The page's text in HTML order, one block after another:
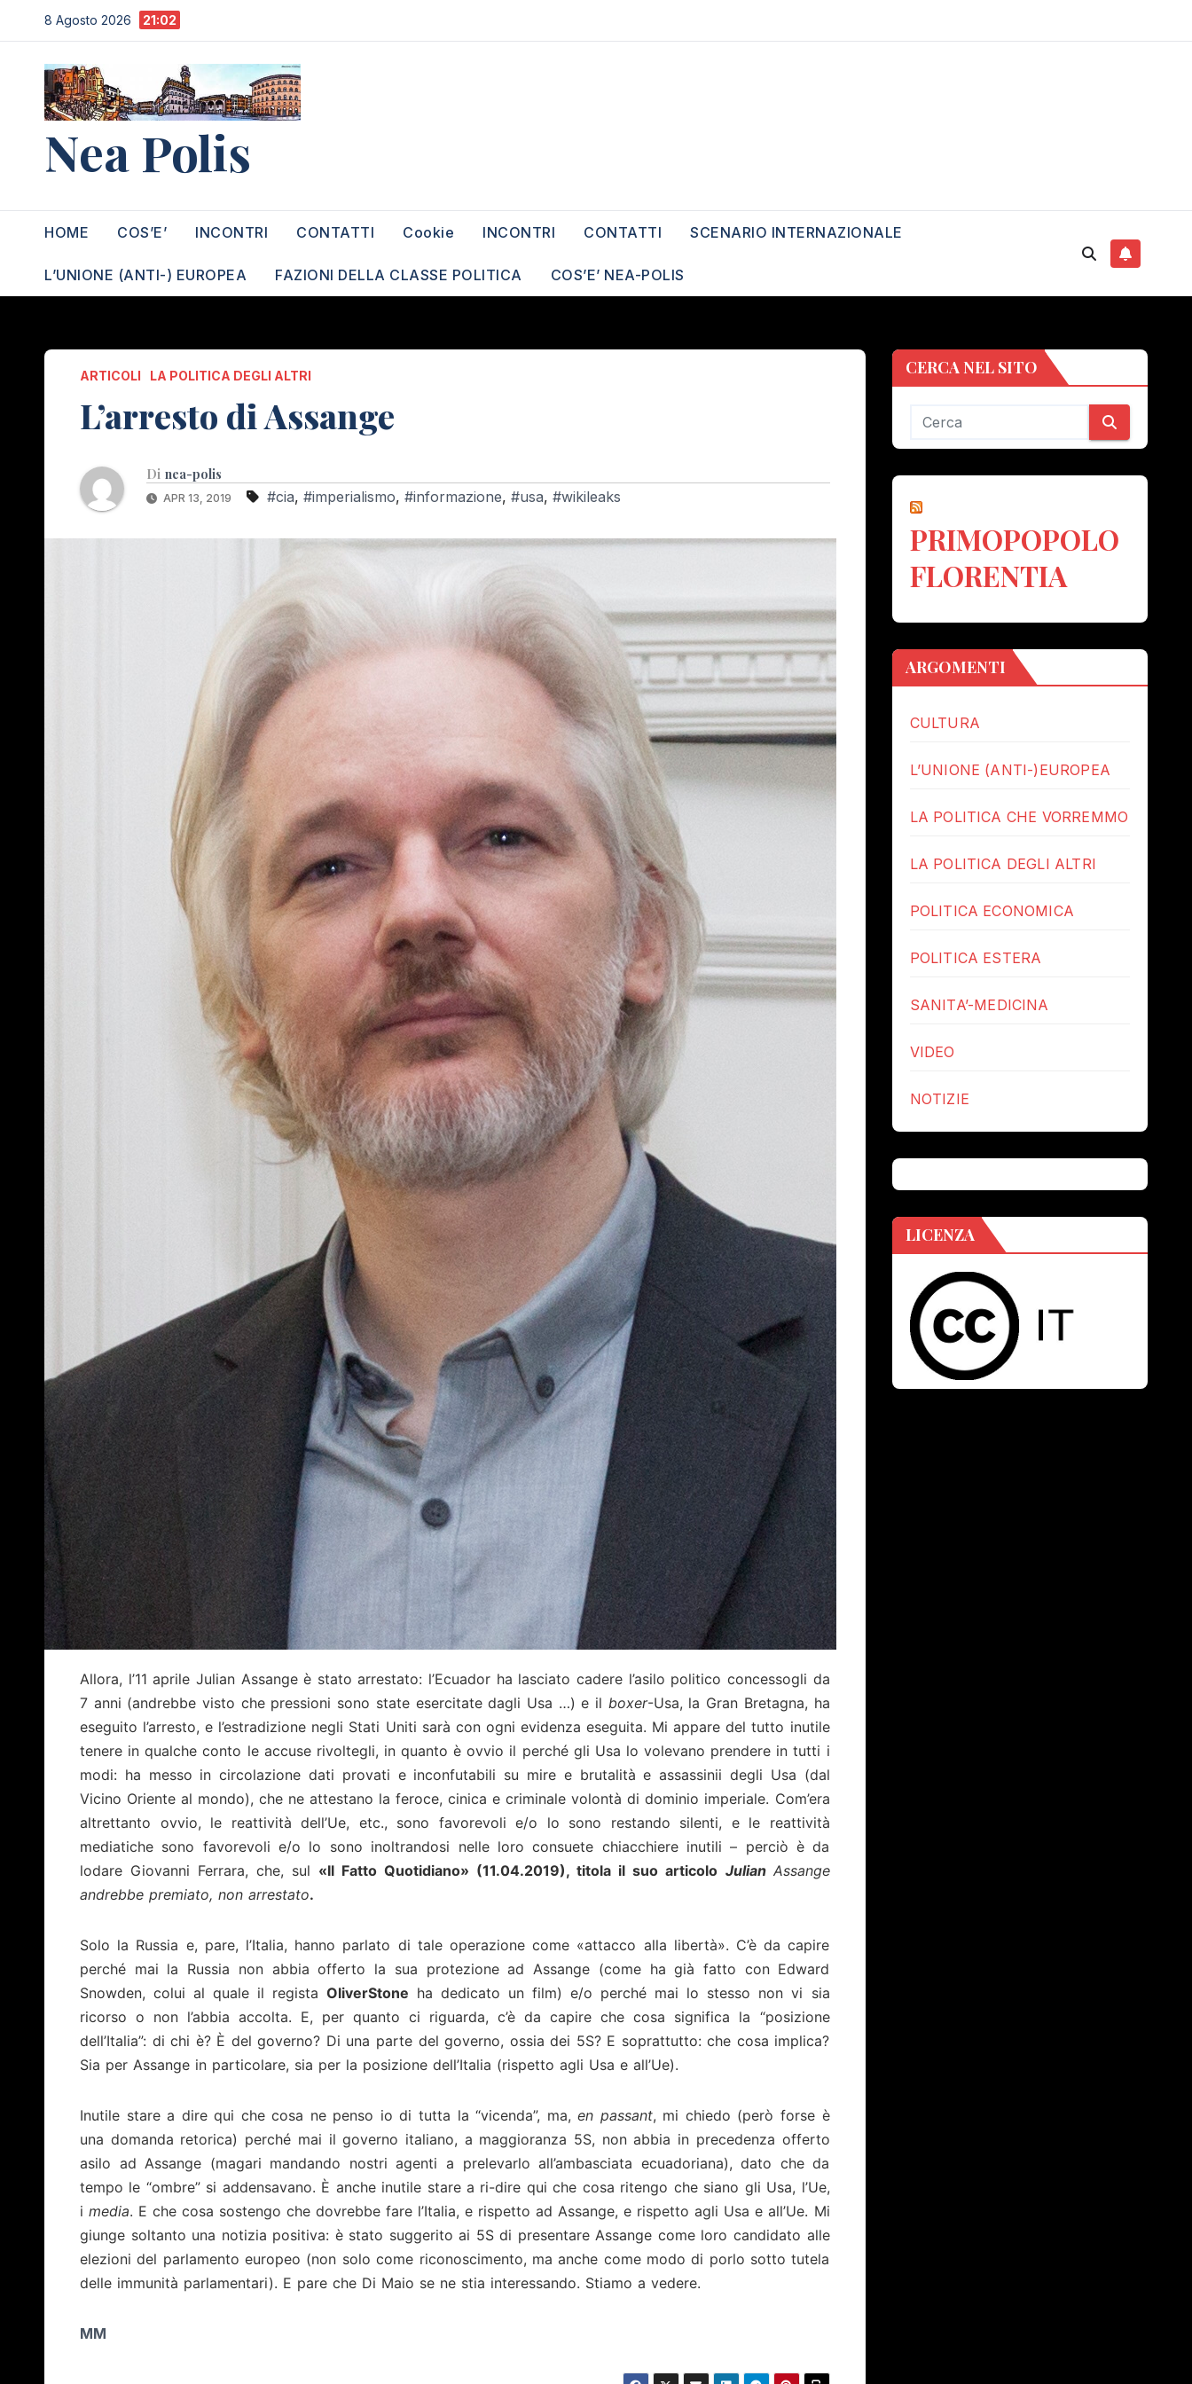
al
contenuto
8 Agosto 2026 21:02
Nea Polis
HOME COS’E’ INCONTRI CONTATTI Cookie INCONTRI CONTATTI SCENARIO INTERNAZIONALE
L’UNIONE (ANTI-) EUROPEA FAZIONI DELLA CLASSE POLITICA COS’E’ NEA-POLIS
ARTICOLI LA POLITICA DEGLI ALTRI
L’arresto di Assange
Di nea-polis
APR 13, 2019 #cia, #imperialismo, #informazione, #usa, #wikileaks
Allora, l’11 aprile Julian Assange è stato arrestato: l’Ecuador ha lasciato cadere l’asilo politico concessogli da
7 anni (andrebbe visto che pressioni sono state esercitate dagli Usa …) e il boxer-Usa, la Gran Bretagna, ha
eseguito l’arresto, e l’estradizione negli Stati Uniti sarà con ogni evidenza eseguita. Mi appare del tutto inutile
tenere in qualche conto le accuse rivoltegli, in quanto è ovvio il perché gli Usa lo volevano prendere in tutti i
modi: ha messo in circolazione dati provati e inconfutabili su mire e brutalità e assassinii degli Usa (dal
Vicino Oriente al mondo), che ne attestano la feroce, cinica e criminale volontà di dominio imperiale. Com’era
altrettanto ovvio, le reattività dell’Ue, etc., sono favorevoli e/o lo sono restando silenti, e le reattività
mediatiche sono favorevoli e/o lo sono inoltrandosi nelle loro consuete chiacchiere inutili – perciò è da
lodare Giovanni Ferrara, che, sul «Il Fatto Quotidiano» (11.04.2019), titola il suo articolo Julian Assange
andrebbe premiato, non arrestato.
Solo la Russia e, pare, l’Italia, hanno parlato di tale operazione come «attacco alla libertà». C’è da capire
perché mai la Russia non abbia offerto la sua protezione ad Assange (come ha già fatto con Edward
Snowden, colui al quale il regista OliverStone ha dedicato un film) e/o perché mai lo stesso non vi sia
ricorso o non l’abbia accolta. E, per quanto ci riguarda, c’è da capire che cosa significa la “posizione
dell’Italia”: di chi è? È del governo? Di una parte del governo, ossia dei 5S? E soprattutto: che cosa implica?
Sia per Assange in particolare, sia per la posizione dell’Italia (rispetto agli Usa e all’Ue).
Inutile stare a dire qui che cosa ne penso io di tutta la “vicenda”, ma, en passant, mi chiedo (però forse è
una domanda retorica) perché mai il governo italiano, a maggioranza 5S, non abbia in precedenza offerto
asilo ad Assange (magari mandando nostri agenti a prelevarlo all’ambasciata ecuadoriana), dato che da
tempo le “ombre” si addensavano. È anche inutile stare a ri-dire qui che cosa ritengo che siano gli Usa, l’Ue,
i media. E che cosa sostengo che dovrebbe fare l’Italia, e rispetto ad Assange, e rispetto agli Usa e all’Ue. Mi
giunge soltanto una notizia positiva: è stato suggerito ai 5S di presentare Assange come loro candidato alle
elezioni del parlamento europeo (non solo come riconoscimento, ma anche come modo di porlo sotto tutela
delle immunità parlamentari). E pare che Di Maio se ne stia interessando. Stiamo a vedere.
MM
CERCA NEL SITO
PRIMOPOPOLO
FLORENTIA
ARGOMENTI
CULTURA
L’UNIONE (ANTI-)EUROPEA
LA POLITICA CHE VORREMMO
LA POLITICA DEGLI ALTRI
POLITICA ECONOMICA
POLITICA ESTERA
SANITA’-MEDICINA
VIDEO
NOTIZIE
LICENZA